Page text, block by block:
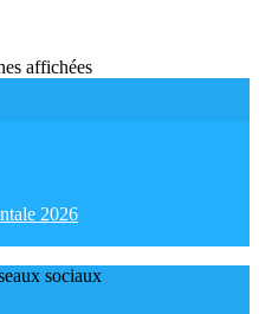
affichées
2026
sociaux